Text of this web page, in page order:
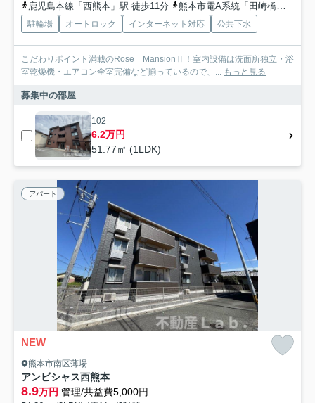
鹿児島本線「西熊本」駅 徒歩11分
熊本市電A系統「田崎橋」駅 徒歩34分
駐輪場 オートロック インターネット対応 公共下水
こだわりポイント満載のRose MansionⅡ！室内設備は洗面所独立・浴
室乾燥機・エアコン全室完備など揃っているので、... もっと見る
募集中の部屋
102
6.2万円
51.77㎡ (1LDK)
アパート
NEW
熊本市南区薄場
アンビシャス西熊本
8.9万円 管理/共益費5,000円